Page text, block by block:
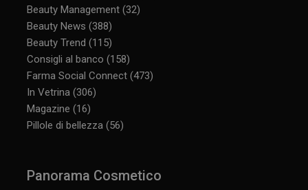
Beauty Management (32)
Beauty News (388)
Beauty Trend (115)
Consigli al banco (158)
Farma Social Connect (473)
In Vetrina (306)
Magazine (16)
Pillole di bellezza (56)
Panorama Cosmetico